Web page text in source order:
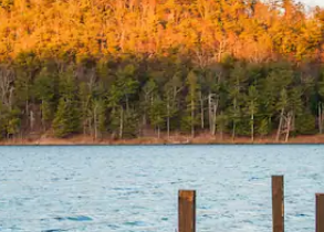
bằng các thao tác chạm hoặc vuốt.